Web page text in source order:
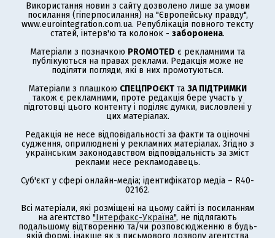
Використання новин з сайту дозволено лише за умови
посилання (гіперпосилання) на "Європейську правду",
www.eurointegration.com.ua. Републікація повного тексту
статей, інтерв'ю та колонок - заборонена.
Матеріали з позначкою PROMOTED є рекламними та
публікуються на правах реклами. Редакція може не
поділяти погляди, які в них промотуються.
Матеріали з плашкою СПЕЦПРОЄКТ та ЗА ПІДТРИМКИ
також є рекламними, проте редакція бере участь у
підготовці цього контенту і поділяє думки, висловлені у
цих матеріалах.
Редакція не несе відповідальності за факти та оціночні
судження, оприлюднені у рекламних матеріалах. Згідно з
українським законодавством відповідальність за зміст
реклами несе рекламодавець.
Суб'єкт у сфері онлайн-медіа; ідентифікатор медіа – R40-
02162.
Всі матеріали, які розміщені на цьому сайті із посиланням
на агентство "Інтерфакс-Україна", не підлягають
подальшому відтворенню та/чи розповсюдженню в будь-
якій формі, інакше як з письмового дозволу агентства